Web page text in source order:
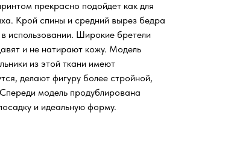
прекрасно подойдет как для
Крой спины и средний вырез бедра
использовании. Широкие бретели
и не натирают кожу. Модель
из этой ткани имеют
делают фигуру более стройной,
модель продублирована
и идеальную форму.